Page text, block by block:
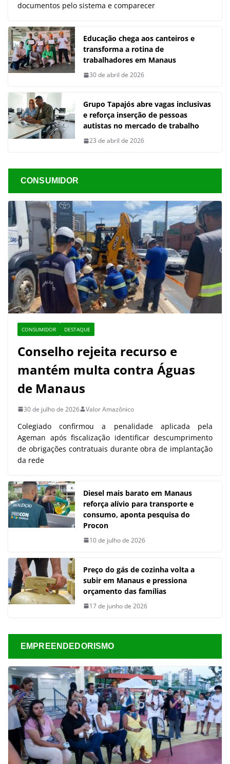
documentos pelo sistema e comparecer
Educação chega aos canteiros e
transforma a rotina de
trabalhadores em Manaus
30 de abril de 2026
Grupo Tapajós abre vagas inclusivas
e reforça inserção de pessoas
autistas no mercado de trabalho
23 de abril de 2026
CONSUMIDOR
CONSUMIDOR DESTAQUE
Conselho rejeita recurso e
mantém multa contra Águas
de Manaus
30 de julho de 2026 Valor Amazônico
Colegiado confirmou a penalidade aplicada pela
Ageman após fiscalização identificar descumprimento
de obrigações contratuais durante obra de implantação
da rede
Diesel mais barato em Manaus
reforça alívio para transporte e
consumo, aponta pesquisa do
Procon
10 de julho de 2026
Preço do gás de cozinha volta a
subir em Manaus e pressiona
orçamento das famílias
17 de junho de 2026
EMPREENDEDORISMO